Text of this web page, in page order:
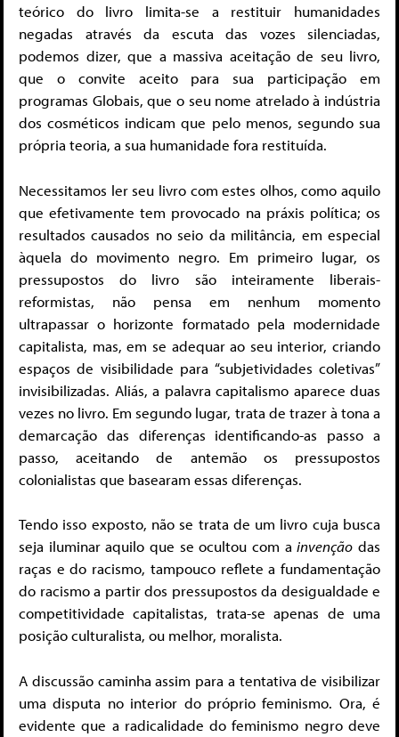
teórico do livro limita-se a restituir humanidades
negadas através da escuta das vozes silenciadas,
podemos dizer, que a massiva aceitação de seu livro,
que o convite aceito para sua participação em
programas Globais, que o seu nome atrelado à indústria
dos cosméticos indicam que pelo menos, segundo sua
própria teoria, a sua humanidade fora restituída.
Necessitamos ler seu livro com estes olhos, como aquilo
que efetivamente tem provocado na práxis política; os
resultados causados no seio da militância, em especial
àquela do movimento negro. Em primeiro lugar, os
pressupostos do livro são inteiramente liberais-
reformistas, não pensa em nenhum momento
ultrapassar o horizonte formatado pela modernidade
capitalista, mas, em se adequar ao seu interior, criando
espaços de visibilidade para “subjetividades coletivas”
invisibilizadas. Aliás, a palavra capitalismo aparece duas
vezes no livro. Em segundo lugar, trata de trazer à tona a
demarcação das diferenças identificando-as passo a
passo, aceitando de antemão os pressupostos
colonialistas que basearam essas diferenças.
Tendo isso exposto, não se trata de um livro cuja busca
seja iluminar aquilo que se ocultou com ainvenção das
raças e do racismo, tampouco reflete a fundamentação
do racismo a partir dos pressupostos da desigualdade e
competitividade capitalistas, trata-se apenas de uma
posição culturalista, ou melhor, moralista.
A discussão caminha assim para a tentativa de visibilizar
uma disputa no interior do próprio feminismo. Ora, é
evidente que a radicalidade do feminismo negro deve